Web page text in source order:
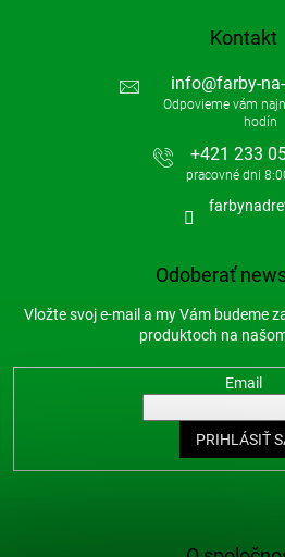
Kontakt
info@farby-
+421 233
Odoberať
Vložte svoj e-mail a my Vám budeme
produktoch na
Email
PRIHLÁSIŤ